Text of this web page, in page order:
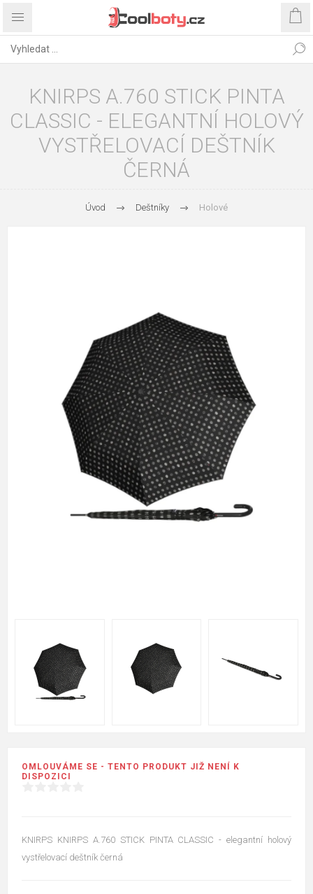
KNIRPS A.760 STICK PINTA
CLASSIC - ELEGANTNÍ HOLOVÝ
VYSTŘELOVACÍ DEŠTNÍK
ČERNÁ
Úvod Deštníky Holové
OMLOUVÁME SE - TENTO PRODUKT JIŽ NENÍ K
DISPOZICI
KNIRPS KNIRPS A.760 STICK PINTA CLASSIC - elegantní holový
vystřelovací deštník černá